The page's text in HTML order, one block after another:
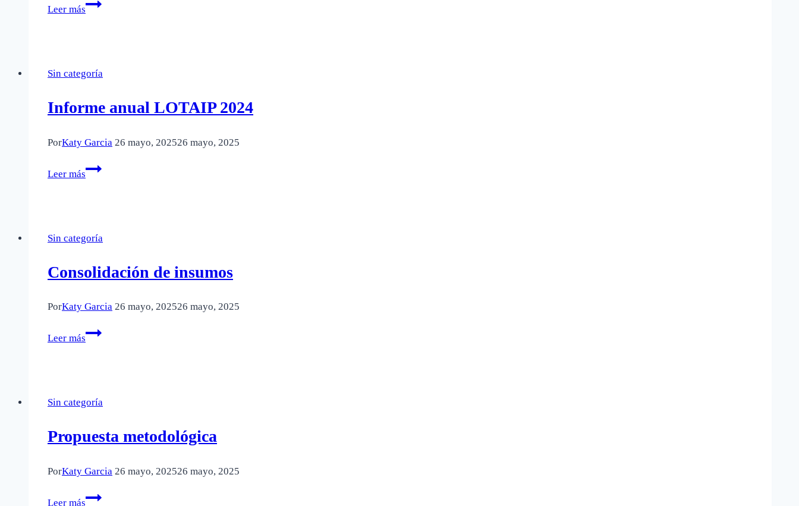
Leer más
Plan
2024
Sin categoría
Informe anual LOTAIP 2024
PorKaty Garcia 26 mayo, 202526 mayo, 2025
Leer más
Informe
Sin categoría
Consolidación de insumos
PorKaty Garcia 26 mayo, 202526 mayo, 2025
Leer más
Consolidación
Sin categoría
Propuesta metodológica
PorKaty Garcia 26 mayo, 202526 mayo, 2025
Leer más
Propuesta